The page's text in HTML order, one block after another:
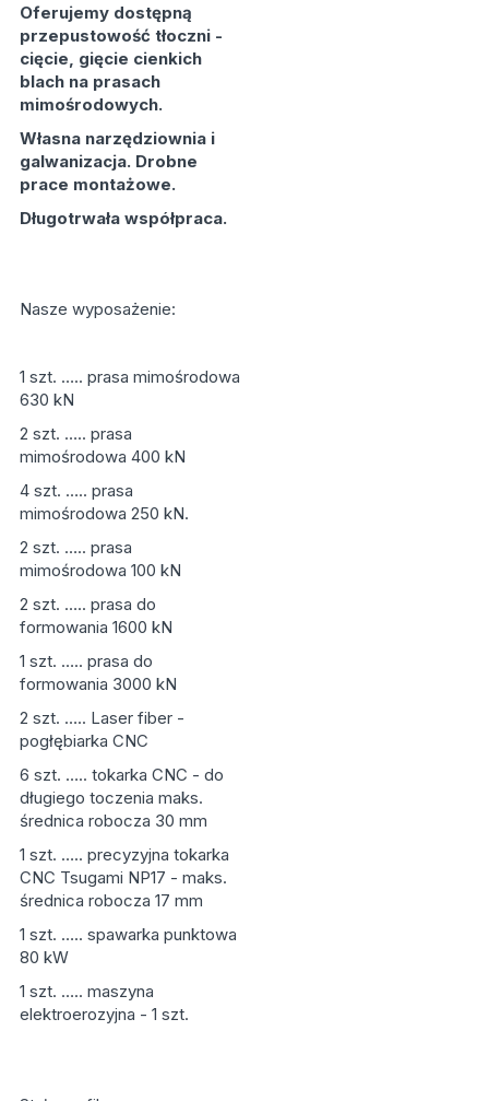
Oferujemy dostępną
przepustowość tłoczni -
cięcie, gięcie cienkich
blach na prasach
mimośrodowych.
Własna narzędziownia i
galwanizacja. Drobne
prace montażowe.
Długotrwała współpraca.
Nasze wyposażenie:
1 szt. ….. prasa mimośrodowa
630 kN
2 szt. ….. prasa
mimośrodowa 400 kN
4 szt. ….. prasa
mimośrodowa 250 kN.
2 szt. ….. prasa
mimośrodowa 100 kN
2 szt. ….. prasa do
formowania 1600 kN
1 szt. ….. prasa do
formowania 3000 kN
2 szt. ….. Laser fiber -
pogłębiarka CNC
6 szt. ….. tokarka CNC - do
długiego toczenia maks.
średnica robocza 30 mm
1 szt. ….. precyzyjna tokarka
CNC Tsugami NP17 - maks.
średnica robocza 17 mm
1 szt. ….. spawarka punktowa
80 kW
1 szt. ….. maszyna
elektroerozyjna - 1 szt.